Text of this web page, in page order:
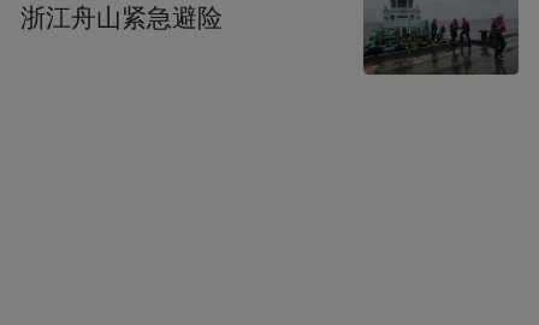
浙江舟山紧急避险